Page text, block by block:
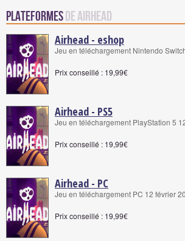
Plateformesde Airhead
Airhead - eshop
Jeu en téléchargement Nintendo
Prix conseillé : 19,99€
Airhead - PS5
Jeu en téléchargement PlayStation 5
Prix conseillé : 19,99€
Airhead - PC
Jeu en téléchargement PC 12 février
Prix conseillé : 19,99€